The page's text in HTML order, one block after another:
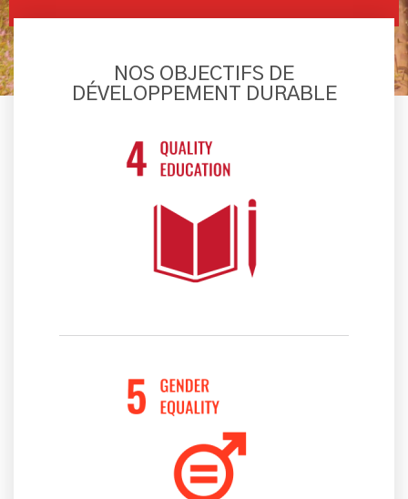
REGARDER LA VIDÉO SUR YOUTUBE
NOS OBJECTIFS DE
DÉVELOPPEMENT DURABLE